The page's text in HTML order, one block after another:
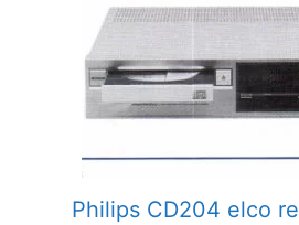
Philips CD204 elco